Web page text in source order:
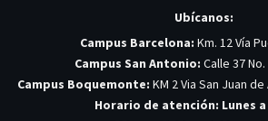
Ubícanos:
Campus Barcelona: Km. 12 Vía
Campus San Antonio: Calle 37
Campus Boquemonte: KM 2 Via San Juan
Horario de atención: Lunes a